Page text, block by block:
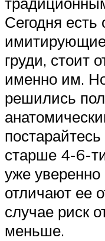
Сегодня
имитирующие
груди, стоит
именно им.
решились
старше 4-6-
уже уверенно
отличают ее
случае риск
меньше.